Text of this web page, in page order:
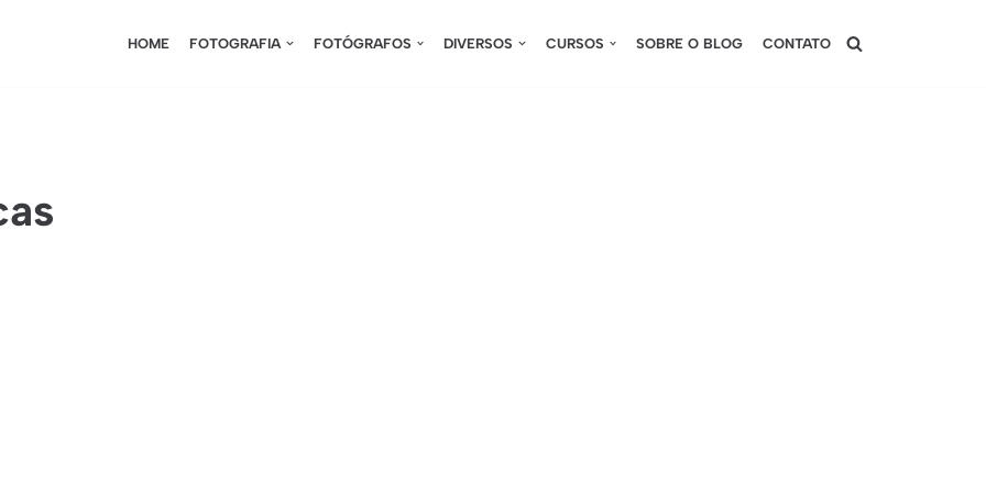
HOME FOTOGRAFIA FOTÓGRAFOS DIVERSOS CURSOS SOBRE O BLOG CONTATO